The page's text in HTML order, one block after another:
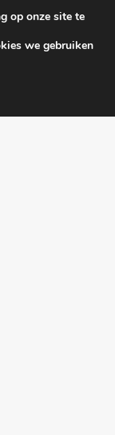
op onze site te
we gebruiken